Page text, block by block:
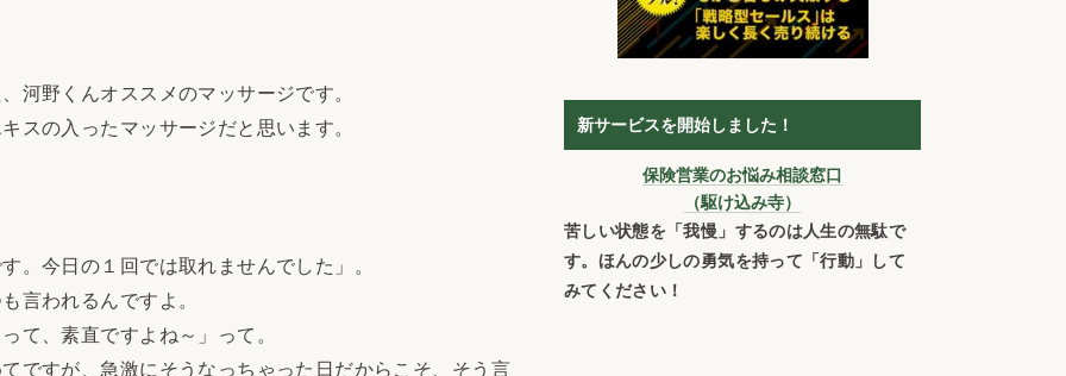
野くんオススメのマッサージです。
の入ったマッサージだと思います。
今日の１回では取れませんでした」。
言われるんですよ。
、素直ですよね～」って。
すが、急激にそうなっちゃった日だからこそ、そう言
新サービスを開始しました！
保険営業のお悩み相談窓口
（駆け込み寺）
苦しい状態を「我慢」するのは人生の無駄で
す。ほんの少しの勇気を持って「行動」して
みてください！